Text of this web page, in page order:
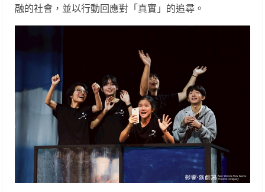
融的社會，並以行動回應對「真實」的追尋。